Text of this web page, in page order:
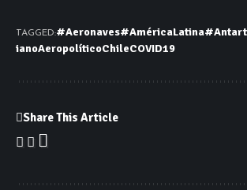
TAGGED:#Aeronaves#AméricaLatina
ianoAeropolíticoChileCOVID19
Share This Article